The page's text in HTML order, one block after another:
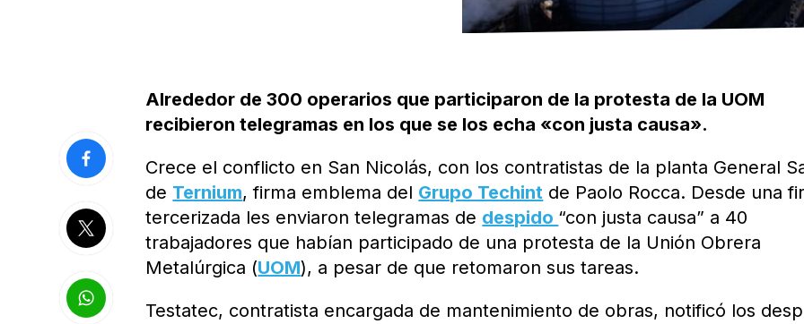
Alrededor de 300 operarios que participaron de la protesta de la UOM
recibieron telegramas en los que se los echa «con justa causa».
Crece el conflicto en San Nicolás, con los contratistas de la planta General
de Ternium, firma emblema del Grupo Techint de Paolo Rocca. Desde una
tercerizada les enviaron telegramas de despido “con justa causa” a 40
trabajadores que habían participado de una protesta de la Unión Obrera
Metalúrgica (UOM), a pesar de que retomaron sus tareas.
Testatec, contratista encargada de mantenimiento de obras, notificó los